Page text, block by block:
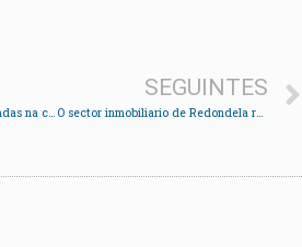
Pesca permite duplicar quendas na captura do choco o que pode provocar sobreexplotación
SEGUINTES
O sector inmobiliario de Redondela resiste á crise